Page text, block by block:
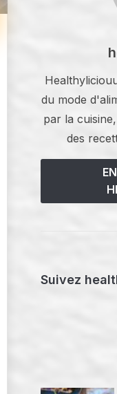
du mode
par la
des
Suivez